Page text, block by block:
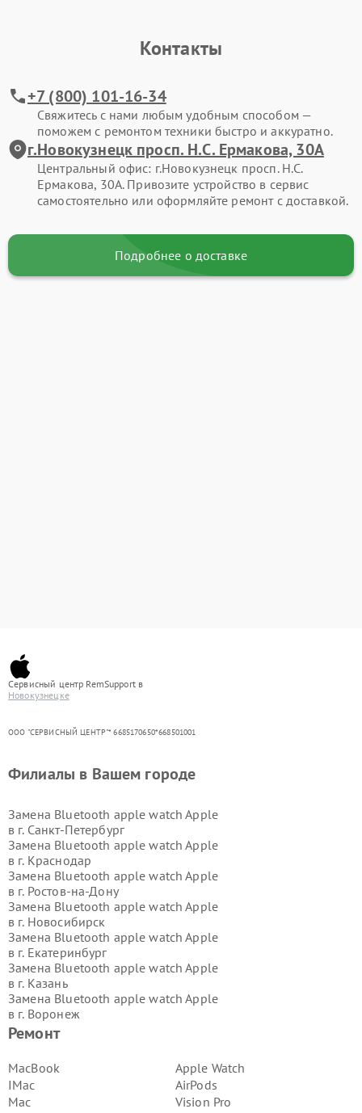
Контакты
+7 (800) 101-16-34
Свяжитесь с нами любым удобным способом —
поможем с ремонтом техники быстро и аккуратно.
г.Новокузнецк просп. Н.С. Ермакова, 30А
Центральный офис: г.Новокузнецк просп. Н.С.
Ермакова, 30А. Привозите устройство в сервис
самостоятельно или оформляйте ремонт с доставкой.
Подробнее о доставке
Сервисный центр RemSupport в
Новокузнецке
ООО "СЕРВИСНЫЙ ЦЕНТР"* 6685170650*668501001
Ремонт
MacBook
IMac
Mac
Apple Watch
AirPods
Vision Pro
Филиалы в Вашем городе
Замена Bluetooth apple watch Apple
в г. Санкт-Петербург
Замена Bluetooth apple watch Apple
в г. Краснодар
Замена Bluetooth apple watch Apple
в г. Ростов-на-Дону
Замена Bluetooth apple watch Apple
в г. Новосибирск
Замена Bluetooth apple watch Apple
в г. Екатеринбург
Замена Bluetooth apple watch Apple
в г. Казань
Замена Bluetooth apple watch Apple
в г. Воронеж
Замена Bluetooth apple watch Apple
Замена Bluetooth apple watch Apple
в г.Самара
Замена Bluetooth apple watch Apple
в г.Пермь